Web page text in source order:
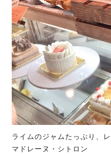
ライムのジャムたっぷり、
マドレーヌ・シトロン